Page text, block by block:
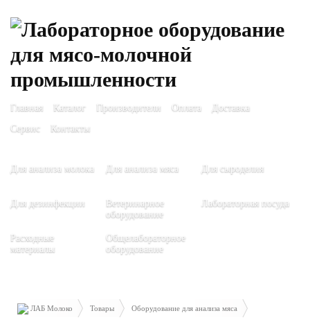
Главная Каталог Производители Оплата
Доставка
Сервис
Контакты
Для анализа молока Для анализа мяса Для сыроделия
Для дезинфекции
Ветеринарное
оборудование
Лабораторная посуда
Расходные
материалы
Общелабораторное
оборудование
ЛАБ Молоко Товары Оборудование для анализа мяса